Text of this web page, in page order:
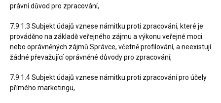
právní důvod pro zpracování,
7.9.1.3 Subjekt údajů vznese námitku proti zpracování, které je
prováděno na základě veřejného zájmu a výkonu veřejné moci
nebo oprávněných zájmů Správce, včetně profilování, a neexistují
žádné převažující oprávněné důvody pro zpracování,
7.9.1.4 Subjekt údajů vznese námitku proti zpracování pro účely
přímého marketingu,